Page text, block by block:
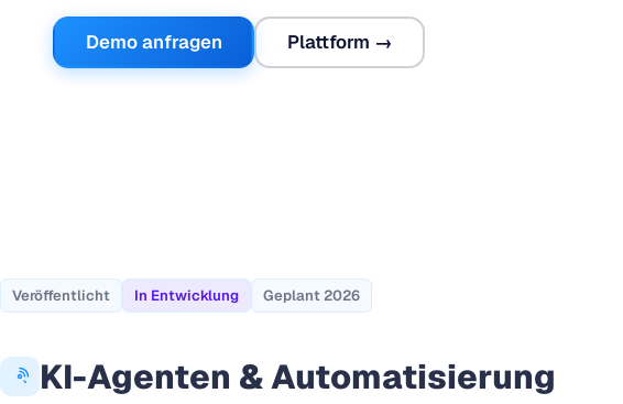
Demo anfragen Plattform →
Veröffentlicht In Entwicklung Geplant 2026
KI-Agenten & Automatisierung